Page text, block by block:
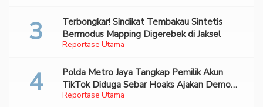
Reportase Utama
Terbongkar! Sindikat Tembakau Sintetis
Bermodus Mapping Digerebek di Jaksel
Reportase Utama
Polda Metro Jaya Tangkap Pemilik Akun
TikTok Diduga Sebar Hoaks Ajakan Demo
Turunkan Prabowo-Gibran